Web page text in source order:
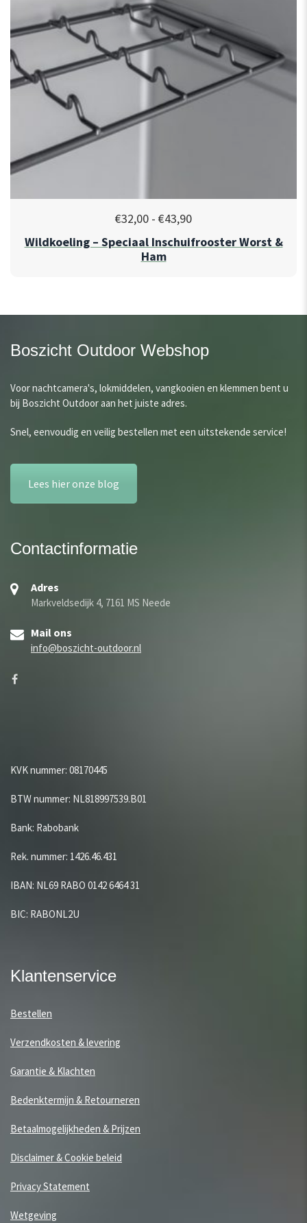
€32,00 - €43,90
Wildkoeling – Speciaal Inschuifrooster Worst &
Ham
Boszicht Outdoor Webshop
Voor nachtcamera's, lokmiddelen, vangkooien en klemmen bent u
bij Boszicht Outdoor aan het juiste adres.
Snel, eenvoudig en veilig bestellen met een uitstekende service!
Lees hier onze blog
Contactinformatie
Adres
Markveldsedijk 4, 7161 MS Neede
Mail ons
info@boszicht-outdoor.nl
KVK nummer: 08170445
BTW nummer: NL818997539.B01
Bank: Rabobank
Rek. nummer: 1426.46.431
IBAN: NL69 RABO 0142 6464 31
BIC: RABONL2U
Klantenservice
Bestellen
Verzendkosten & levering
Garantie & Klachten
Bedenktermijn & Retourneren
Betaalmogelijkheden & Prijzen
Disclaimer & Cookie beleid
Privacy Statement
Wetgeving